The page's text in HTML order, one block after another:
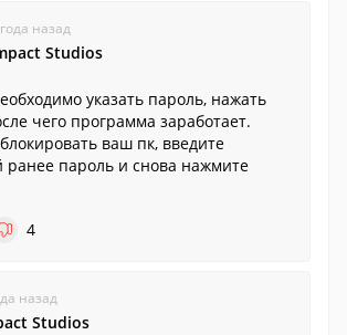
назад
Studios
указать пароль, нажать
чего программа заработает.
ваш пк, введите
ранее пароль и снова нажмите
4
назад
Studios